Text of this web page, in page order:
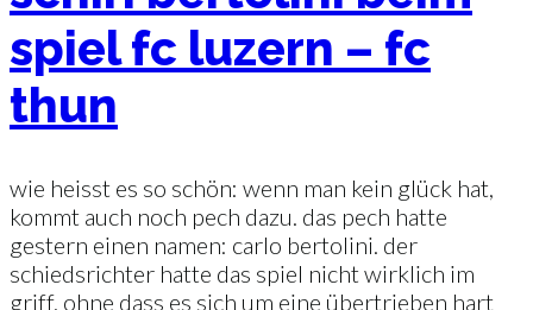
spiel fc luzern – fc
thun
wie heisst es so schön: wenn man kein glück hat,
kommt auch noch pech dazu. das pech hatte
gestern einen namen: carlo bertolini. der
schiedsrichter hatte das spiel nicht wirklich im
griff. ohne dass es sich um eine übertrieben hart